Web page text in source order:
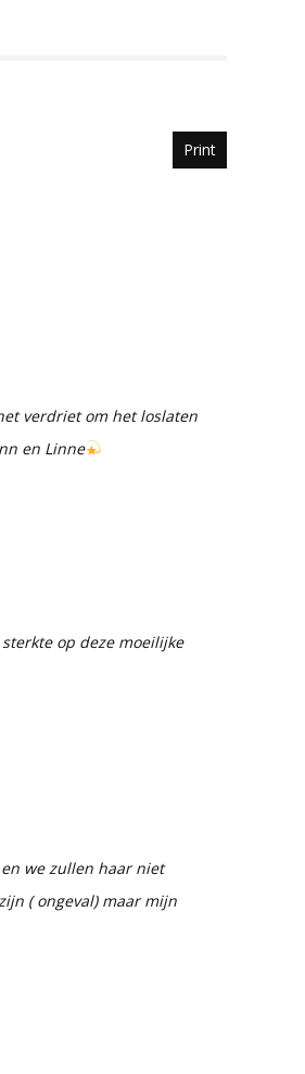
Print
verdriet om het loslaten
en Linne
op deze moeilijke
we zullen haar niet
( ongeval) maar mijn